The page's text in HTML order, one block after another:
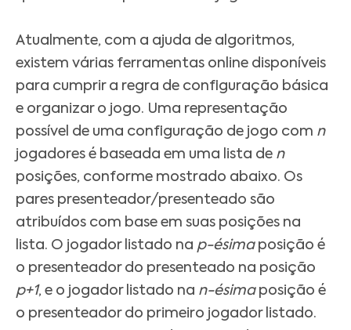
Atualmente, com a ajuda de algoritmos,
existem várias ferramentas online disponíveis
para cumprir a regra de configuração básica
e organizar o jogo. Uma representação
possível de uma configuração de jogo com n
jogadores é baseada em uma lista de n
posições, conforme mostrado abaixo. Os
pares presenteador/presenteado são
atribuídos com base em suas posições na
lista. O jogador listado na p-ésima posição é
o presenteador do presenteado na posição
p+1, e o jogador listado na n-ésima posição é
o presenteador do primeiro jogador listado.